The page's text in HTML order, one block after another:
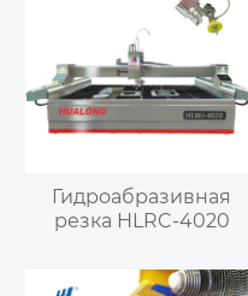
Гидроабразивная
резка HLRC-4020